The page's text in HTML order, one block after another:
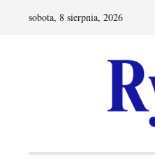
sobota, 8 sierpnia, 2026